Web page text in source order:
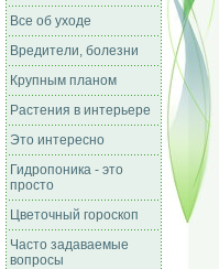
Все об уходе
Вредители, болезни
Крупным планом
Растения в интерьере
Это интересно
Гидропоника - это
просто
Цветочный гороскоп
Часто задаваемые
вопросы